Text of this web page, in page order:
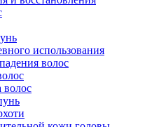
использования
волос